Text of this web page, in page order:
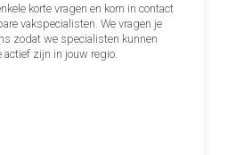
korte vragen en kom in contact
vakspecialisten. We vragen je
zodat we specialisten kunnen
actief zijn in jouw regio.